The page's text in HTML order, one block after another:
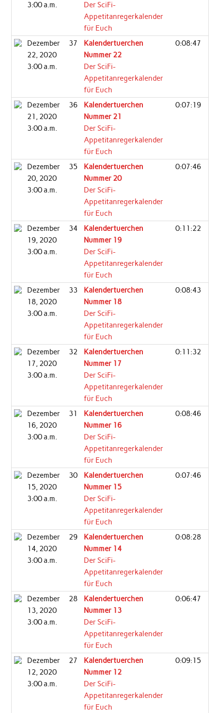
3:00 a.m.
Der SciFi-
Appetitanregerkalender
für Euch
Dezember
22, 2020
3:00 a.m.
37
Kalendertuerchen
Nummer 22
Der SciFi-
Appetitanregerkalender
für Euch
0:08:47
Dezember
21, 2020
3:00 a.m.
36
Kalendertuerchen
Nummer 21
Der SciFi-
Appetitanregerkalender
für Euch
0:07:19
Dezember
20, 2020
3:00 a.m.
35
Kalendertuerchen
Nummer 20
Der SciFi-
Appetitanregerkalender
für Euch
0:07:46
Dezember
19, 2020
3:00 a.m.
34
Kalendertuerchen
Nummer 19
Der SciFi-
Appetitanregerkalender
für Euch
0:11:22
Dezember
18, 2020
3:00 a.m.
33
Kalendertuerchen
Nummer 18
Der SciFi-
Appetitanregerkalender
für Euch
0:08:43
Dezember
17, 2020
3:00 a.m.
32
Kalendertuerchen
Nummer 17
Der SciFi-
Appetitanregerkalender
für Euch
0:11:32
Dezember
16, 2020
3:00 a.m.
31
Kalendertuerchen
Nummer 16
Der SciFi-
Appetitanregerkalender
für Euch
0:08:46
Dezember
15, 2020
3:00 a.m.
30
Kalendertuerchen
Nummer 15
Der SciFi-
Appetitanregerkalender
für Euch
0:07:46
Dezember
14, 2020
3:00 a.m.
29
Kalendertuerchen
Nummer 14
Der SciFi-
Appetitanregerkalender
für Euch
0:08:28
Dezember
13, 2020
3:00 a.m.
28
Kalendertuerchen
Nummer 13
Der SciFi-
Appetitanregerkalender
für Euch
0:06:47
Dezember
12, 2020
3:00 a.m.
27
Kalendertuerchen
Nummer 12
Der SciFi-
Appetitanregerkalender
für Euch
0:09:15